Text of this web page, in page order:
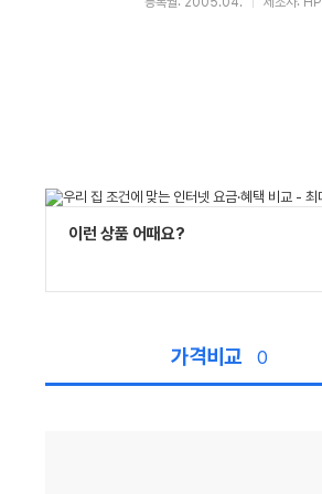
이런 상품 어때요?
가격비교 0